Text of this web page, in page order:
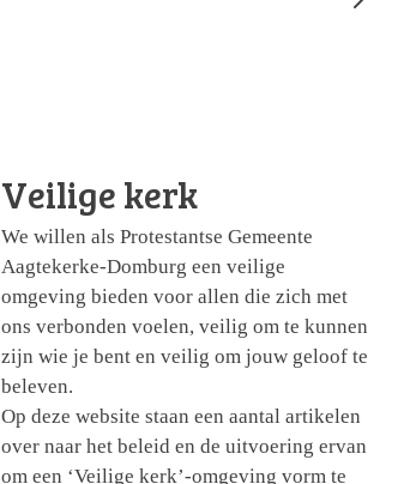
Veilige kerk
We willen als Protestantse Gemeente
Aagtekerke-Domburg een veilige
omgeving bieden voor allen die zich met
ons verbonden voelen, veilig om te kunnen
zijn wie je bent en veilig om jouw geloof te
beleven.
Op deze website staan een aantal artikelen
over naar het beleid en de uitvoering ervan
om een ‘Veilige kerk’-omgeving vorm te